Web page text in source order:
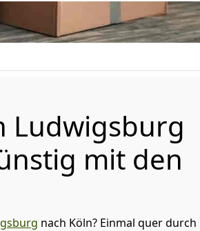
Ludwigsburg
mit den
nach Köln? Einmal quer durch